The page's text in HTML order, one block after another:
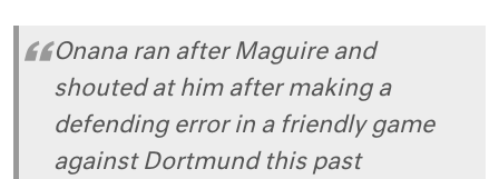
Onana ran after Maguire and
shouted at him after making a
defending error in a friendly game
against Dortmund this past